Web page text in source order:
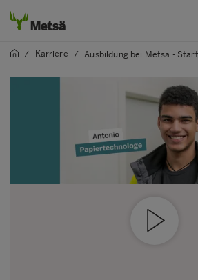
/ Karriere / Ausbildung bei Metsä -